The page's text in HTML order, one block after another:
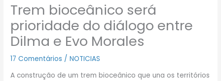
Trem bioceânico será
prioridade do diálogo entre
Dilma e Evo Morales
17 Comentários /NOTICIAS
A construção de um trem bioceânico que una os territórios